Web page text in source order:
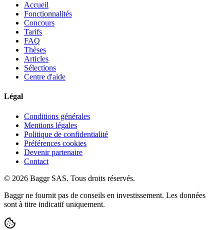
Accueil
Fonctionnalités
Concours
Tarifs
FAQ
Thèses
Articles
Sélections
Centre d'aide
Légal
Conditions générales
Mentions légales
Politique de confidentialité
Préférences cookies
Devenir partenaire
Contact
© 2026 Baggr SAS. Tous droits réservés.
Baggr ne fournit pas de conseils en investissement. Les données
sont à titre indicatif uniquement.